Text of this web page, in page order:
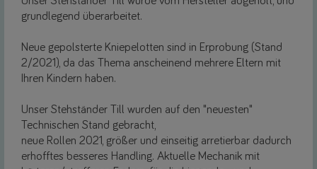
grundlegend überarbeitet.
Neue gepolsterte Kniepelotten sind in Erprobung (Stand
2/2021), da das Thema anscheinend mehrere Eltern mit
Ihren Kindern haben.
Unser Stehständer Till wurden auf den "neuesten"
Technischen Stand gebracht,
neue Rollen 2021, größer und einseitig arretierbar dadurch
erhofftes besseres Handling. Aktuelle Mechanik mit